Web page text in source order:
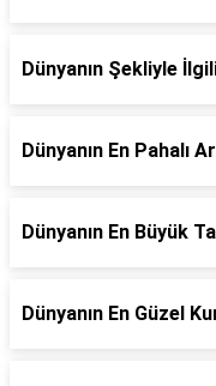
Dünyanın Şekliyle
Dünyanın En Pahalı
Dünyanın En Büyük
Dünyanın En Güzel